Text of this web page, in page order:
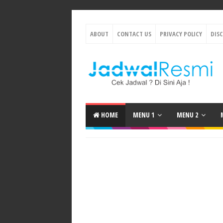
ABOUT CONTACT US PRIVACY POLICY
HOME MENU 1 MENU 2